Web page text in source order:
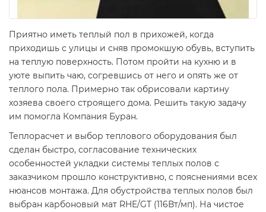
Приятно иметь теплый пол в прихожей, когда
приходишь с улицы и сняв промокшую обувь, вступить
на теплую поверхность. Потом пройти на кухню и в
уюте выпить чаю, согревшись от него и опять же от
теплого пола. Примерно так обрисовали картину
хозяева своего строящего дома. Решить такую задачу
им помогла Компания Буран.
Теплорасчет и выбор теплового оборудования был
сделан быстро, согласование технических
особенностей укладки системы теплых полов с
заказчиком прошло конструктивно, с пояснениями всех
нюансов монтажа. Для обустройства теплых полов был
выбран карбоновый мат RHE/GT (116Вт/мп). На чистое